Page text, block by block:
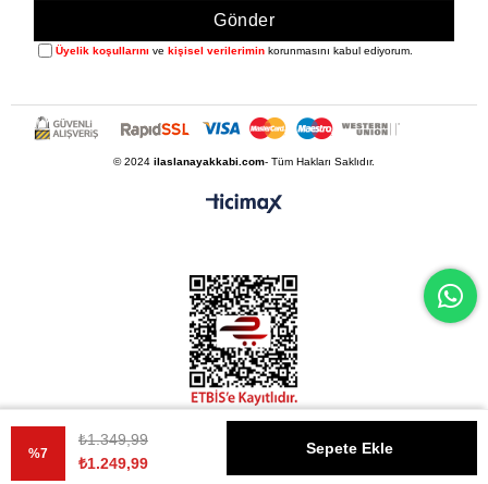
%7
İndirim
₺1.349,99
₺1.249,99
Gönder
Üyelik koşullarını vekişisel verilerimin korunmasını kabul ediyorum.
© 2024 ilaslanayakkabi.com- Tüm Hakları Saklıdır.